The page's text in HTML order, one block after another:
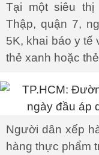
Tại một siêu thị
Thập, quận 7,
5K, khai báo y tế
thẻ xanh hoặc
Người dân xếp
hàng thực phẩm